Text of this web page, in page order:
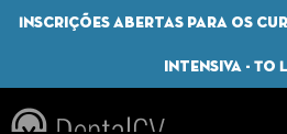
Inscrições abertas para os
intensiva - To